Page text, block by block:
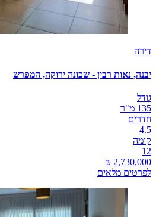
דירה
יבנה, נאות רבין - שכונה ירוקה, המפרש
גודל
135 מ"ר
חדרים
4.5
קומה
12
לפרטים מלאים